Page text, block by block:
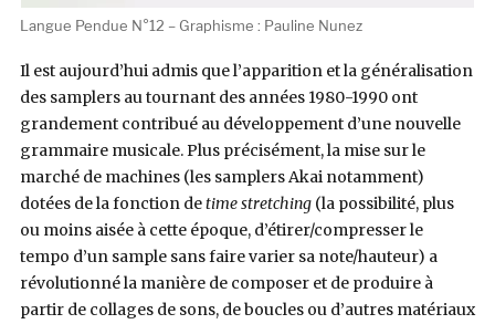
Langue Pendue N°12 – Graphisme : Pauline Nunez
Il est aujourd’hui admis que l’apparition et la généralisation
des samplers au tournant des années 1980-1990 ont
grandement contribué au développement d’une nouvelle
grammaire musicale. Plus précisément, la mise sur le
marché de machines (les samplers Akai notamment)
dotées de la fonction detime stretching(la possibilité, plus
ou moins aisée à cette époque, d’étirer/compresser le
tempo d’un sample sans faire varier sa note/hauteur) a
révolutionné la manière de composer et de produire à
partir de collages de sons, de boucles ou d’autres matériaux